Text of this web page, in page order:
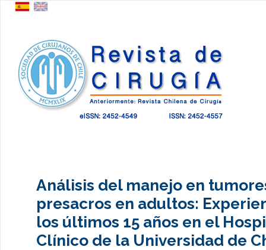
Análisis del manejo en
presacros en adultos:
los últimos 15 años en el
Clínico de la Universidad de